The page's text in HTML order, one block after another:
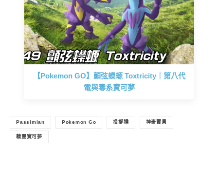
【Pokemon GO】顫弦蠑螈 Toxtricity｜第八代
電與毒系寶可夢
Passimian Pokemon Go 投擲猴 神奇寶貝
精靈寶可夢